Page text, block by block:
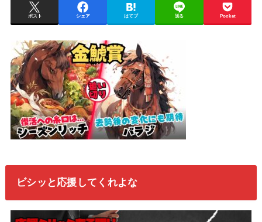
ポスト シェア はてブ 送る Pocket
ビシッと応援してくれよな